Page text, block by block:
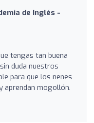
de Inglés -
tengas tan buena
duda nuestros
para que los nenes
aprendan mogollón.